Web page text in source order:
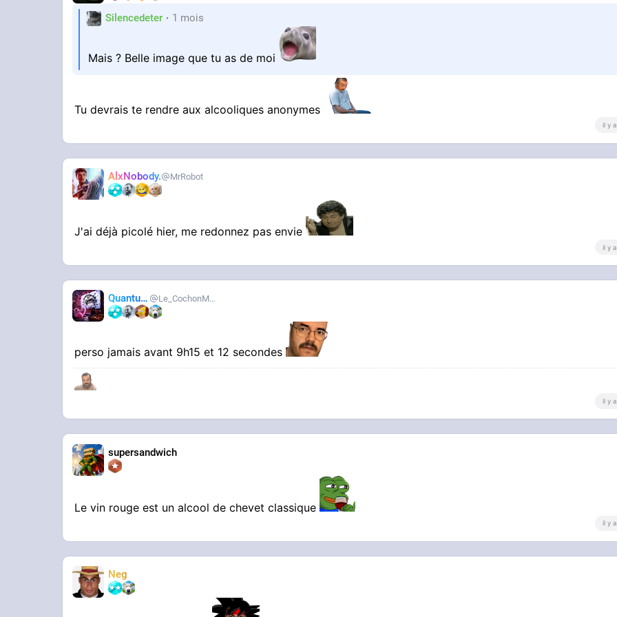
Silencedeter 1 mois
Mais ? Belle image que tu as de moi
Tu devrais te rendre aux alcooliques anonymes
il y
AlxNobody. MrRobot
J'ai déjà picolé hier, me redonnez pas envie
il y
Quantum Le_CochonMuslim
perso jamais avant 9h15 et 12 secondes
il y
supersandwich
Le vin rouge est un alcool de chevet classique
il y
Neg